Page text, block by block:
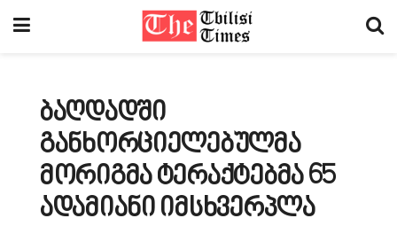
ბაღდადში
განხორციელებულმა
მორიგმა ტერაქტებმა 65
ადამიანი იმსხვერპლა